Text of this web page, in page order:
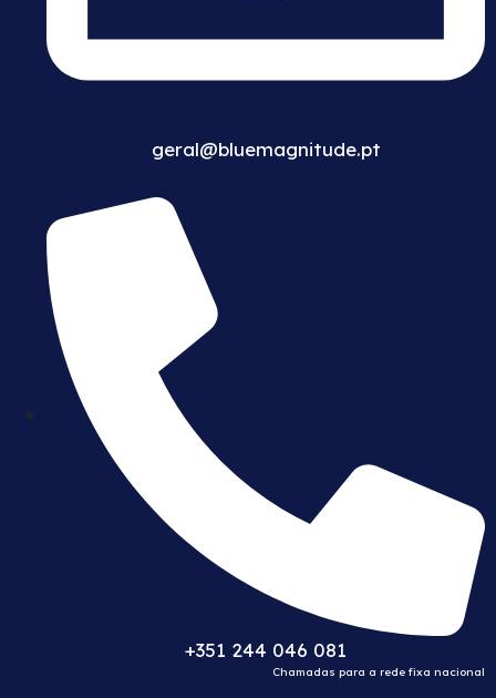
geral@bluemagnitude.pt
+351 244 046 081
Chamadas para a rede fixa nacional